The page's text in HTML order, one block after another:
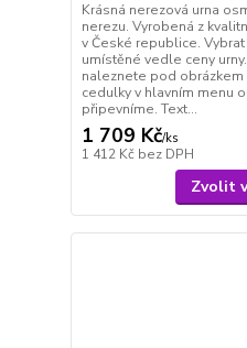
Krásná nerezová urna
nerezu. Vyrobená z
v České republice.
umístěné vedle ceny
naleznete pod obrázkem
cedulky v hlavním menu
připevníme. Text...
1 709 Kč/ks
1 412 Kč bez DPH
Zvolit